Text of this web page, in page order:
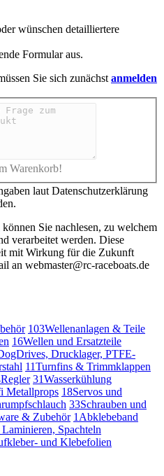
wünschen detailliertere
Formular aus.
Sie sich zunächst anmelden
Warenkorb!
laut Datenschutzerklärung
können Sie nachlesen, zu welchem
verarbeitet werden. Diese
mit Wirkung für die Zukunft
an webmaster@rc-raceboats.de
103Wellenanlagen & Teile
16Wellen und Ersatzteile
Drucklager, PTFE-
11Turnfins & Trimmklappen
Regler 31Wasserkühlung
Metallprops 18Servos und
33Schrauben und
& Zubehör 1 Abklebeband
Spachteln
und Klebefolien